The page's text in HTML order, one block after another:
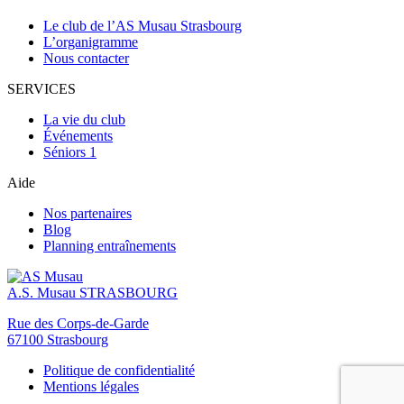
des
articles
Le club de l’AS Musau Strasbourg
L’organigramme
Nous contacter
SERVICES
La vie du club
Événements
Séniors 1
Aide
Nos partenaires
Blog
Planning entraînements
A.S. Musau STRASBOURG
Rue des Corps-de-Garde
67100 Strasbourg
Politique de confidentialité
Mentions légales